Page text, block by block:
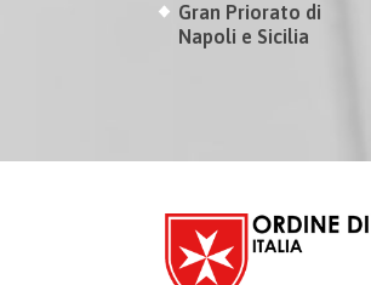
Gran Priorato di
Napoli e Sicilia